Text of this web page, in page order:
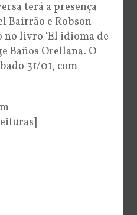
terá a presença
Bairrão e Robson
no livro ‘El idioma de
Baños Orellana. O
31/01, com